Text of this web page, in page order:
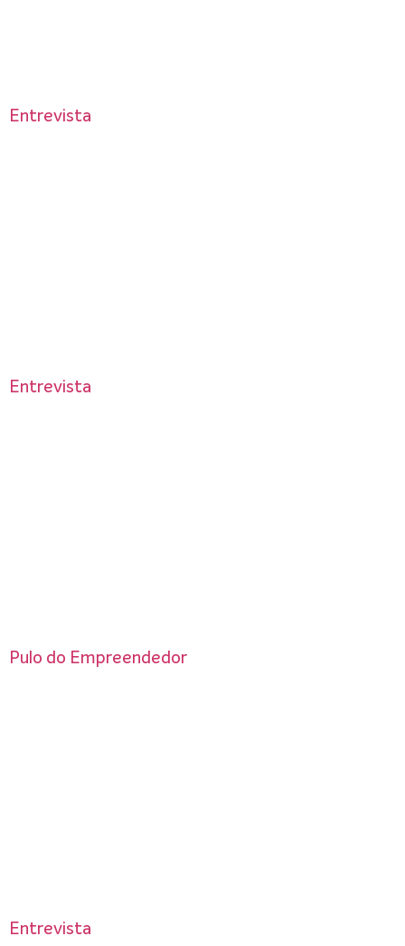
Entrevista
Entrevista
Pulo do Empreendedor
Entrevista